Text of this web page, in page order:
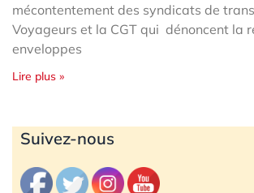
mécontentement des syndicats de
Voyageurs et la CGT qui dénoncent la
enveloppes
Lire plus »
Suivez-nous
Archives